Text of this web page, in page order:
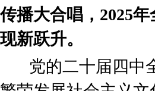
传播大合唱，2025
现新跃升。
党的二十届四中全